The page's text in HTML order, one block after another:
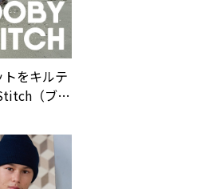
をキルテ
（ブー